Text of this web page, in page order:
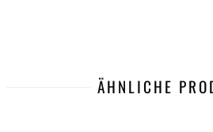
ÄHNLICHE